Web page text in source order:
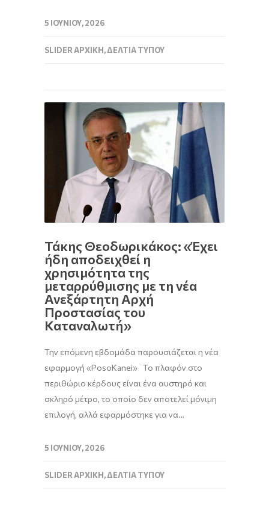
5 ΙΟΥΝΊΟΥ, 2026
SLIDER ΑΡΧΙΚΉ,ΔΕΛΤΊΑ ΤΎΠΟΥ
Τάκης Θεοδωρικάκος: «Έχει
ήδη αποδειχθεί η
χρησιμότητα της
μεταρρύθμισης με τη νέα
Ανεξάρτητη Αρχή
Προστασίας του
Καταναλωτή»
Την επόμενη εβδομάδα παρουσιάζεται η νέα
εφαρμογή «PosoKanei» Το πλαφόν στο
περιθώριο κέρδους είναι ένα αυστηρό και
σκληρό μέτρο, το οποίο δεν αποτελεί μόνιμη
επιλογή, αλλά εφαρμόστηκε για να…
5 ΙΟΥΝΊΟΥ, 2026
SLIDER ΑΡΧΙΚΉ,ΔΕΛΤΊΑ ΤΎΠΟΥ